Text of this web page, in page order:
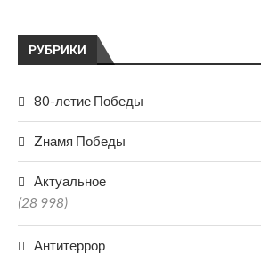
РУБРИКИ
80-летие Победы
Zнамя Победы
Актуальное
(28 998)
Антитеррор